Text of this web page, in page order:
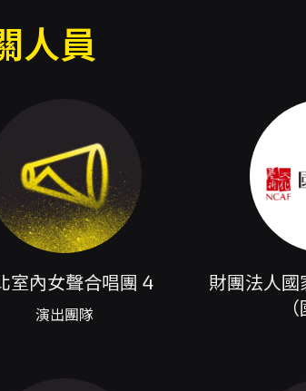
曲目開場，曲目包括〈Choral
Patokaan〉中，合唱呈現不同語言與
最終以〈憨囝仔〉、〈路~獨立自主
完整的音樂會。 指揮曾惠君與鋼琴羅
的厚度到獨立聲部的線條，都旨在讓
合唱聲響、欲感受跨界曲目的觀眾；
美價值。 此外，本場次在台北生技園
感受到樂團與合唱的即時互動。節目
演出中找到共鳴與感動。若希望更深
以捕捉更多細部的表演亮點。
事項
演出與入場 - 開放時間：演出前30分
一人一票，憑票入場。 票務與退換
1,200、1,500、2,500（現場以售票頁
單位購票者，退換票請洽原購票單位
人員
室內女聲合唱團 4
演出團隊
財團法人國